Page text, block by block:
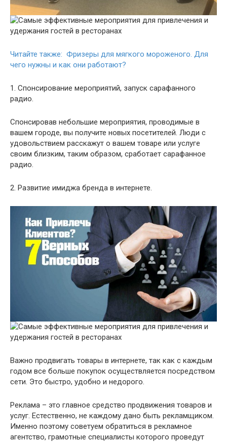
Читайте также: Фризеры для мягкого мороженого. Для
чего нужны и как они работают?
1. Спонсирование мероприятий, запуск сарафанного
радио.
Спонсировав небольшие мероприятия, проводимые в
вашем городе, вы получите новых посетителей. Люди с
удовольствием расскажут о вашем товаре или услуге
своим близким, таким образом, сработает сарафанное
радио.
2. Развитие имиджа бренда в интернете.
Важно продвигать товары в интернете, так как с каждым
годом все больше покупок осуществляется посредством
сети. Это быстро, удобно и недорого.
Реклама – это главное средство продвижения товаров и
услуг. Естественно, не каждому дано быть рекламщиком.
Именно поэтому советуем обратиться в рекламное
агентство, грамотные специалисты которого проведут